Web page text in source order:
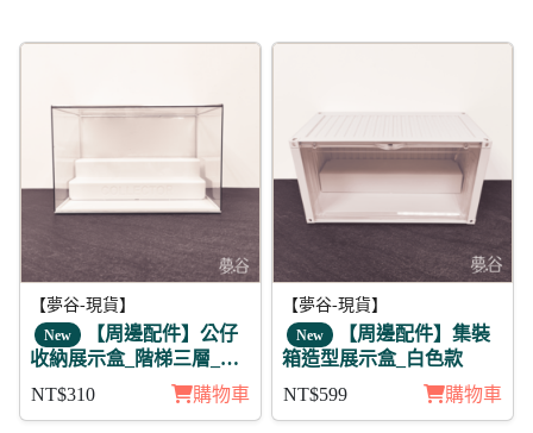
【夢谷-現貨】
New 【周邊配件】公仔
收納展示盒_階梯三層_白
NT$310 購物車
【夢谷-現貨】
New 【周邊配件】集裝
箱造型展示盒_白色款
NT$599
購物車